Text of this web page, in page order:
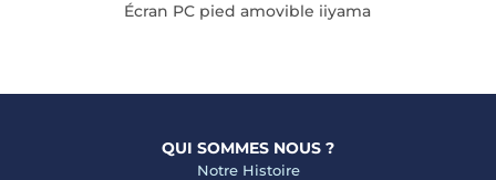
Écran PC pied amovible iiyama
QUI SOMMES NOUS ?
Notre Histoire